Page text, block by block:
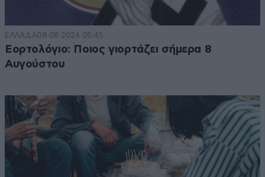
ΕΛΛΑΔΑ08·08·2026 05:45
Εορτολόγιο: Ποιος γιορτάζει σήμερα 8
Αυγούστου